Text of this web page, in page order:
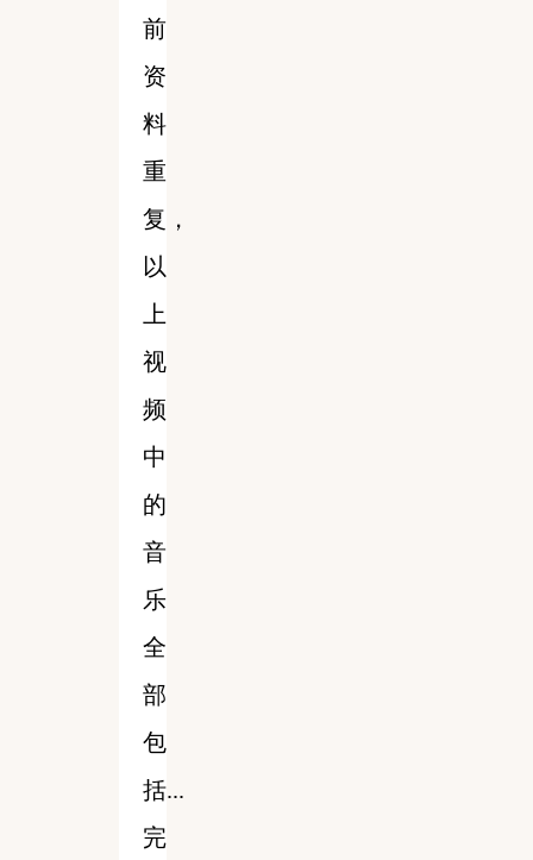
前
资
料
重
复，
以
上
视
频
中
的
音
乐
全
部
包
括...
完